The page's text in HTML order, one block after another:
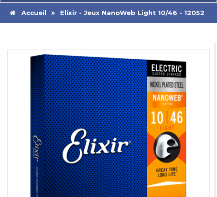
Accueil Elixir - Jeux NanoWeb Light 10/46 - 12052